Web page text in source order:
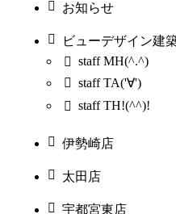
お知らせ
ビューデザイン建
staff MH(^.^)
staff TA('∀')
staff TH!(^^)!
伊勢崎店
太田店
宇都宮東店